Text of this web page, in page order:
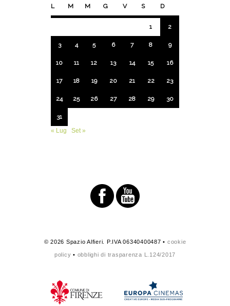
L M M G V S D
1 2
3 4 5 6 7 8 9
10 11 12 13 14 15 16
17 18 19 20 21 22 23
24 25 26 27 28 29 30
31
« Lug
Set »
© 2026 Spazio Alfieri. P.IVA 06340400487 • cookie
policy • obblighi di trasparenza L.124/2017